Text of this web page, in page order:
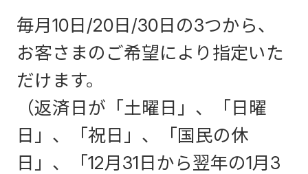
毎月10日/20日/30日の3つから、
お客さまのご希望により指定いた
だけます。
（返済日が「土曜日」、「日曜
日」、「祝日」、「国民の休
日」、「12月31日から翌年の1月3